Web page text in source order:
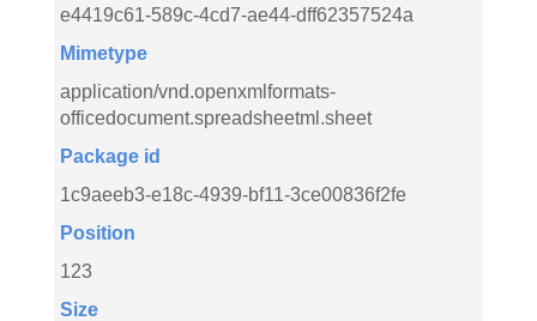
e4419c61-589c-4cd7-ae44-dff62357524a
Mimetype
application/vnd.openxmlformats-
officedocument.spreadsheetml.sheet
Package id
1c9aeeb3-e18c-4939-bf11-3ce00836f2fe
Position
123
Size